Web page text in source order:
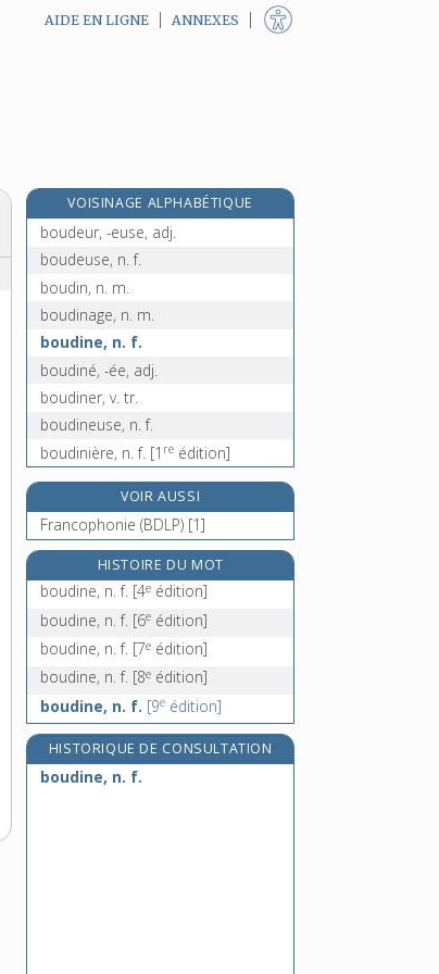
AIDE EN LIGNE ANNEXES
VOISINAGE ALPHABÉTIQUE
bouderie, n. f.
boudeur, -euse, adj.
boudeuse, n. f.
boudin, n. m.
boudinage, n. m.
boudine, n. f.
boudiné, -ée, adj.
boudiner, v. tr.
boudineuse, n. f.
boudinière, n. f. [1 re édition]
boudoir, n. m.
boue, n. f.
bouée, n. f.
boueur, n. m.[8e édition]
boueux, -euse [I], adj.
VOIR AUSSI
Francophonie (BDLP) [1]
HISTOIRE DU MOT
boudine, n. f. [4e édition]
boudine, n. f. [6e édition]
boudine, n. f. [7e édition]
boudine, n. f. [8e édition]
boudine, n. f. [9e édition]
HISTORIQUE DE CONSULTATION
boudine, n. f.